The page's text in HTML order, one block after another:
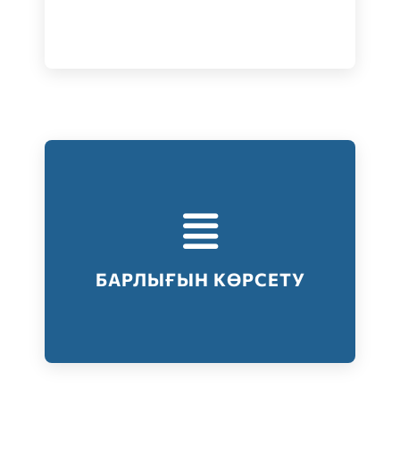
БАРЛЫҒЫН КӨРСЕТУ
Тестілеудің барлық түрлері
Барлығын көрсету